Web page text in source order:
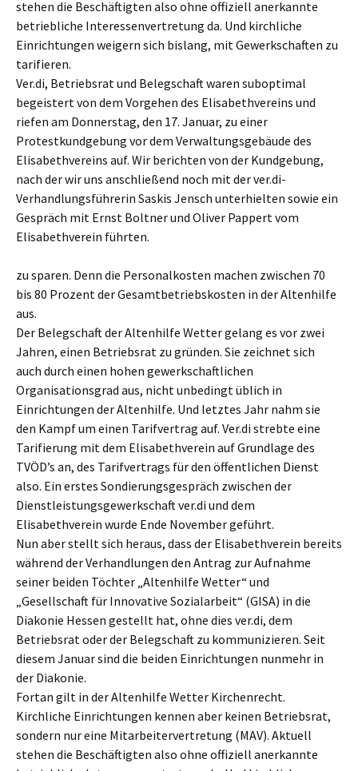
stehen die Beschäftigten also ohne offiziell anerkannte
betriebliche Interessenvertretung da. Und kirchliche
Einrichtungen weigern sich bislang, mit Gewerkschaften zu
tarifieren.
Ver.di, Betriebsrat und Belegschaft waren suboptimal
begeistert von dem Vorgehen des Elisabethvereins und
riefen am Donnerstag, den 17. Januar, zu einer
Protestkundgebung vor dem Verwaltungsgebäude des
Elisabethvereins auf. Wir berichten von der Kundgebung,
nach der wir uns anschließend noch mit der ver.di-
Verhandlungsführerin Saskis Jensch unterhielten sowie ein
Gespräch mit Ernst Boltner und Oliver Pappert vom
Elisabethverein führten.
zu sparen. Denn die Personalkosten machen zwischen 70
bis 80 Prozent der Gesamtbetriebskosten in der Altenhilfe
aus.
Der Belegschaft der Altenhilfe Wetter gelang es vor zwei
Jahren, einen Betriebsrat zu gründen. Sie zeichnet sich
auch durch einen hohen gewerkschaftlichen
Organisationsgrad aus, nicht unbedingt üblich in
Einrichtungen der Altenhilfe. Und letztes Jahr nahm sie
den Kampf um einen Tarifvertrag auf. Ver.di strebte eine
Tarifierung mit dem Elisabethverein auf Grundlage des
TVÖD’s an, des Tarifvertrags für den öffentlichen Dienst
also. Ein erstes Sondierungsgespräch zwischen der
Dienstleistungsgewerkschaft ver.di und dem
Elisabethverein wurde Ende November geführt.
Nun aber stellt sich heraus, dass der Elisabethverein bereits
während der Verhandlungen den Antrag zur Aufnahme
seiner beiden Töchter „Altenhilfe Wetter“ und
„Gesellschaft für Innovative Sozialarbeit“ (GISA) in die
Diakonie Hessen gestellt hat, ohne dies ver.di, dem
Betriebsrat oder der Belegschaft zu kommunizieren. Seit
diesem Januar sind die beiden Einrichtungen nunmehr in
der Diakonie.
Fortan gilt in der Altenhilfe Wetter Kirchenrecht.
Kirchliche Einrichtungen kennen aber keinen Betriebsrat,
sondern nur eine Mitarbeitervertretung (MAV). Aktuell
stehen die Beschäftigten also ohne offiziell anerkannte